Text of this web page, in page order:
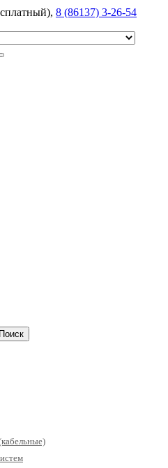
8 (86137) 3-26-54
Поиск